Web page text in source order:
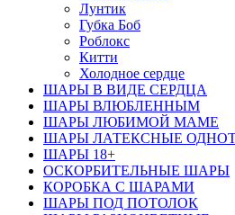
Лунтик
Губка Боб
Роблокс
Китти
Холодное сердце
ШАРЫ В ВИДЕ СЕРДЦА
ШАРЫ ВЛЮБЛЕННЫМ
ШАРЫ ЛЮБИМОЙ МАМЕ
ШАРЫ ЛАТЕКСНЫЕ
ШАРЫ 18+
ОСКОРБИТЕЛЬНЫЕ ШАРЫ
КОРОБКА С ШАРАМИ
ШАРЫ ПОД ПОТОЛОК